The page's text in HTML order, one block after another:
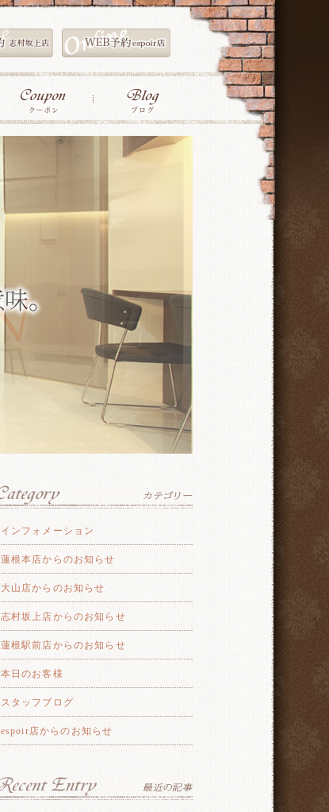
インフォメーション
蓮根本店からのお知らせ
大山店からのお知らせ
志村坂上店からのお知らせ
蓮根駅前店からのお知らせ
本日のお客様
スタッフブログ
espoir店からのお知らせ